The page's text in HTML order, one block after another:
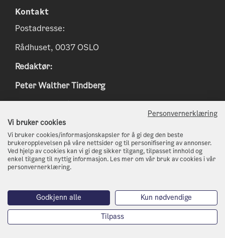
Kontakt
Postadresse:
Rådhuset, 0037 OSLO
Redaktør:
Peter Walther Tindberg
Epost:peter.tindberg@osloskolen.no
www.klimaoslo.no
postmottak@kli.oslo.kommune.no
http://www.oslo.kommune.no
Personvernerklæring
Vi bruker cookies
Vi bruker cookies/informasjonskapsler for å gi deg den beste
brukeropplevelsen på våre nettsider og til personifisering av annonser.
Ved hjelp av cookies kan vi gi deg sikker tilgang, tilpasset innhold og
enkel tilgang til nyttig informasjon. Les mer om vår bruk av cookies i vår
personvernerklæring.
Godkjenn alle
Kun nødvendige
Tilpass